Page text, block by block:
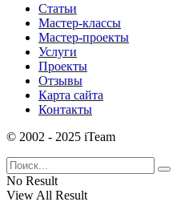
Статьи
Мастер-классы
Мастер-проекты
Услуги
Проекты
Отзывы
Карта сайта
Контакты
© 2002 - 2025 iTeam
No Result
View All Result